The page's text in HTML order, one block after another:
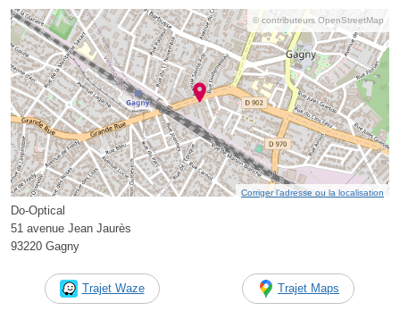
© contributeurs OpenStreetMap
Corriger l’adresse ou la localisation
Do-Optical
51 avenue Jean Jaurès
93220 Gagny
Trajet Waze Trajet Maps